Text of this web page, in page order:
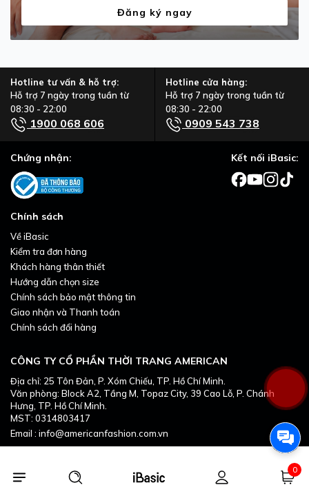
0
Đăng ký ngay
Hotline tư vấn & hỗ trợ:
Hỗ trợ 7 ngày trong tuần từ
08:30 - 22:00
1900 068 606
Hotline cửa hàng:
Hỗ trợ 7 ngày trong tuần từ
08:30 - 22:00
0909 543 738
CÔNG TY CỔ PHẦN THỜI TRANG AMERICAN
Địa chỉ: 25 Tôn Đản, P. Xóm Chiếu, TP. Hồ Chí Minh.
Văn phòng: Block A2, Tầng M, Topaz City, 39 Cao Lỗ, P. Chánh
Hưng, TP. Hồ Chí Minh.
MST: 0314803417
Email : info@americanfashion.com.vn
Chính sách
Về iBasic
Kiểm tra đơn hàng
Khách hàng thân thiết
Hướng dẫn chọn size
Chính sách bảo mật thông tin
Giao nhận và Thanh toán
Chính sách đổi hàng
Chứng nhận: Kết nối iBasic: